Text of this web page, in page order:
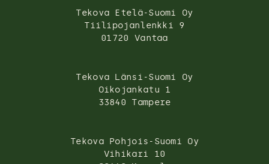
Tekova Etelä-Suomi Oy
Tiilipojanlenkki 9
01720 Vantaa
Tekova Länsi-Suomi Oy
Oikojankatu 1
33840 Tampere
Tekova Pohjois-Suomi Oy
Vihikari 10